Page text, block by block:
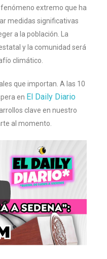
fenómeno extremo que ha
medidas significativas
a la población. La
y la comunidad será
climático.
que importan. A las 10
en El Daily Diario
clave en nuestro
al momento.